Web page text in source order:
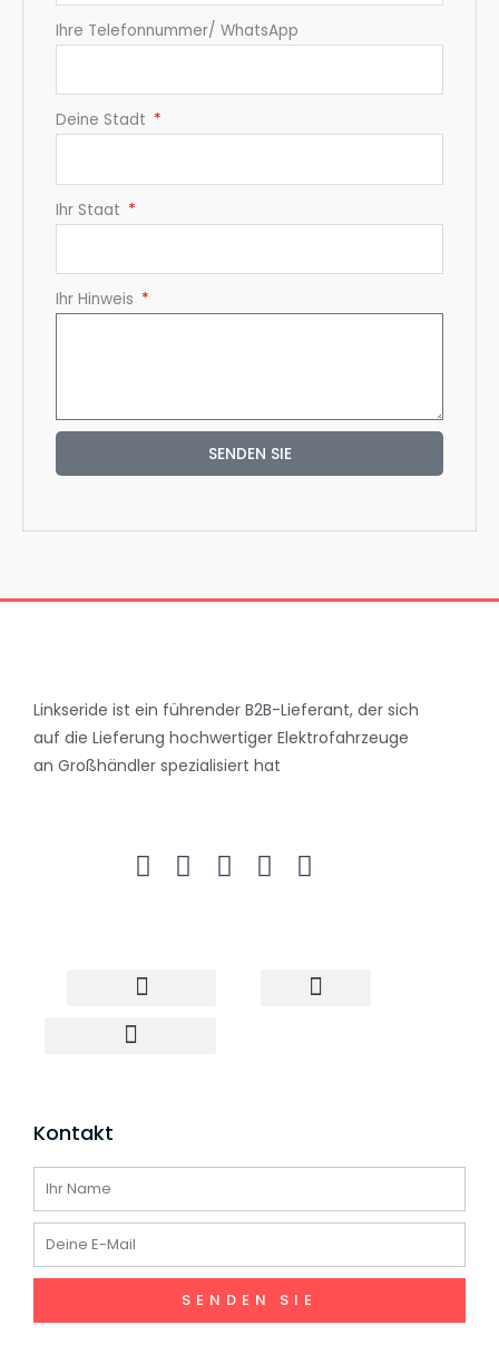
Ihre Telefonnummer/ WhatsApp
Deine Stadt
Ihr Staat
Ihr Hinweis
SENDEN SIE
Linkseride ist ein führender B2B-Lieferant, der sich
auf die Lieferung hochwertiger Elektrofahrzeuge
an Großhändler spezialisiert hat
Kontakt
Name
E-
Mail
SENDEN SIE